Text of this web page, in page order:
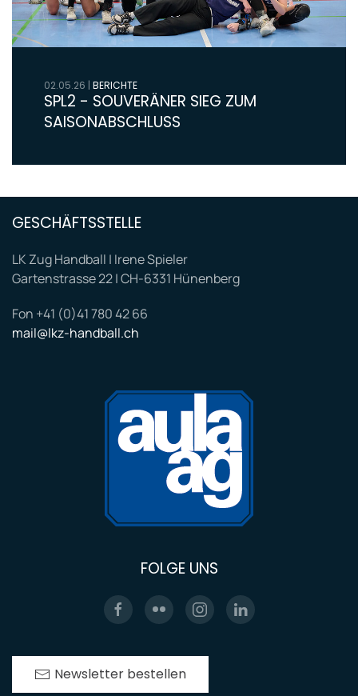
02.05.26 | BERICHTE
SPL2 - SOUVERÄNER SIEG ZUM
SAISONABSCHLUSS
GESCHÄFTSSTELLE
LK Zug Handball | Irene Spieler
Gartenstrasse 22 | CH-6331 Hünenberg
Fon +41 (0)41 780 42 66
mail@lkz-handball.ch
FOLGE UNS
Newsletter bestellen